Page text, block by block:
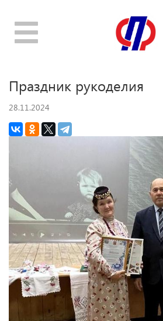
Toggle
navigation
Праздник рукоделия
28.11.2024